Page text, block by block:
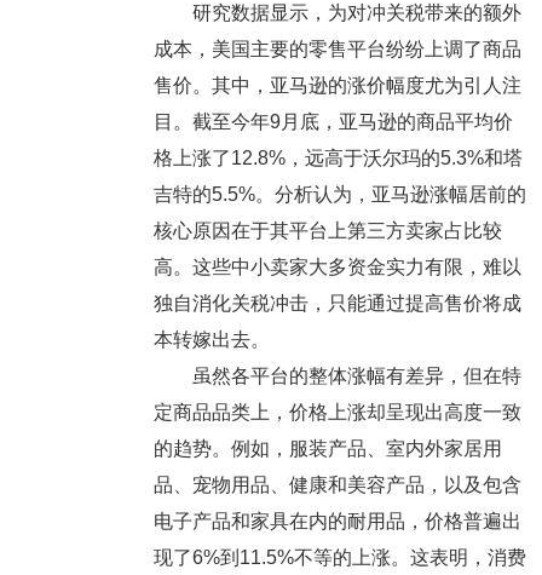
研究数据显示，为对冲关税带来的额外
成本，美国主要的零售平台纷纷上调了商品
售价。其中，亚马逊的涨价幅度尤为引人注
目。截至今年9月底，亚马逊的商品平均价
格上涨了12.8%，远高于沃尔玛的5.3%和塔
吉特的5.5%。分析认为，亚马逊涨幅居前的
核心原因在于其平台上第三方卖家占比较
高。这些中小卖家大多资金实力有限，难以
独自消化关税冲击，只能通过提高售价将成
本转嫁出去。
虽然各平台的整体涨幅有差异，但在特
定商品品类上，价格上涨却呈现出高度一致
的趋势。例如，服装产品、室内外家居用
品、宠物用品、健康和美容产品，以及包含
电子产品和家具在内的耐用品，价格普遍出
现了6%到11.5%不等的上涨。这表明，消费